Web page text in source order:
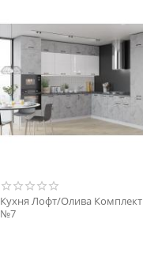
Кухня Лофт/Олива Комплект
№7